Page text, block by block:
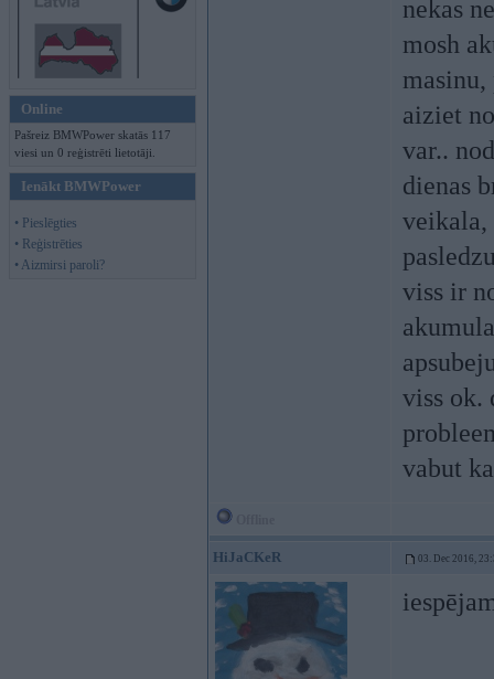
Online
Pašreiz BMWPower skatās 117
viesi un 0 reģistrēti lietotāji.
Ienākt BMWPower
• Pieslēgties
• Reģistrēties
• Aizmirsi paroli?
nekas
mosh
aiziet
var..
dienas
veikala,
viss ir
viss ok.
vabut
HiJaCKeR 03. Dec 2016,